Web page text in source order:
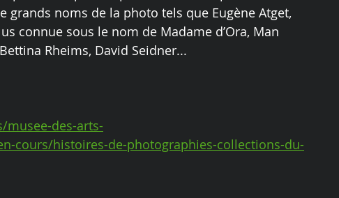
noms de la photo tels que Eugène Atget,
connue sous le nom de Madame d’Ora, Man
Rheims, David Seidner...
des-arts-
cours/histoires-de-photographies-collections-du-